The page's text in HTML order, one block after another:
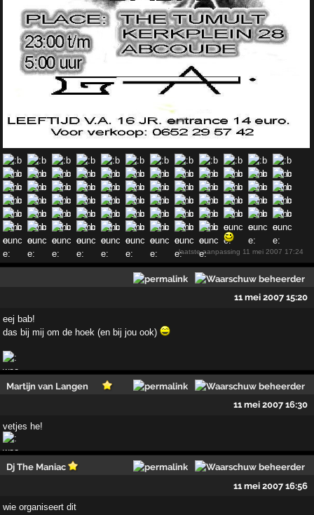
laatste aanpassing 11 mei 2007 17:24
11 mei 2007 15:20
eej bab!
das bij mij om de hoek (en bij jou ook)
Martijn van Langen
11 mei 2007 16:30
vetjes he!
Dj The Maniac
11 mei 2007 16:56
wie organiseert dit